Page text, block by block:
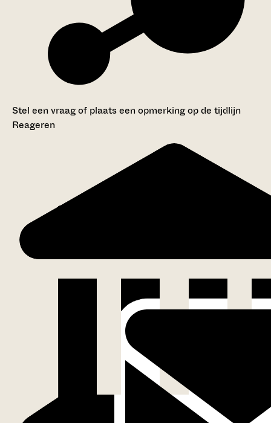
Stel een vraag of plaats een opmerking op de tijdlijn
Reageren